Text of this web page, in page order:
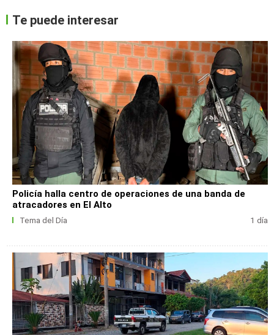
Te puede interesar
Policía halla centro de operaciones de una banda de
atracadores en El Alto
Tema del Día 1 día